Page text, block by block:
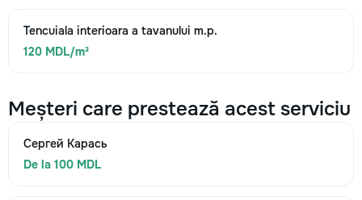
Tencuiala interioara a tavanului m.p.
120 MDL/m²
Meșteri care prestează acest serviciu
Сергей Карась
De la 100 MDL